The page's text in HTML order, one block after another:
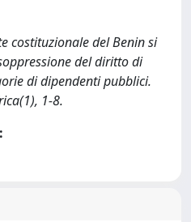
costituzionale del Benin si
del diritto di
di dipendenti pubblici.
1-8.